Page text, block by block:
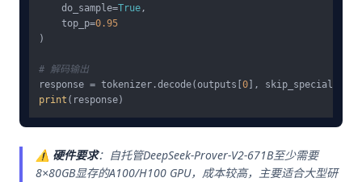
    do_sample=
True,
    top_p=
0.95
)
# 解码输出
response = tokenizer.decode(outputs[ 0 ],
print
⚠️ 硬件要求：自托管DeepSeek-Prover-V2-671B至少需要
8×80GB显存的A100/H100 GPU，成本较高，主要适合大型研